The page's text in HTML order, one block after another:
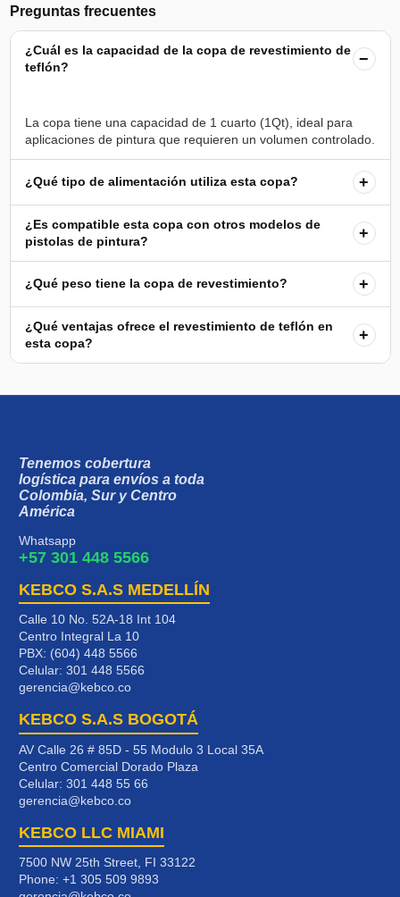
Preguntas frecuentes
¿Cuál es la capacidad de la copa de revestimiento de
teflón?
−
La copa tiene una capacidad de 1 cuarto (1Qt), ideal para
¿Qué tipo de alimentación utiliza esta copa? +
¿Es compatible esta copa con otros modelos de
pistolas de pintura?
+
¿Qué peso tiene la copa de revestimiento? +
¿Qué ventajas ofrece el revestimiento de teflón en
esta copa?
+
Tenemos cobertura
logística para envíos a toda
Colombia, Sur y Centro
América
Whatsapp
+57 301 448 5566
KEBCO S.A.S MEDELLÍN
Calle 10 No. 52A-18 Int 104
Centro Integral La 10
PBX: (604) 448 5566
Celular: 301 448 5566
gerencia@kebco.co
KEBCO S.A.S BOGOTÁ
AV Calle 26 # 85D - 55 Modulo 3 Local 35A
Centro Comercial Dorado Plaza
Celular: 301 448 55 66
gerencia@kebco.co
KEBCO LLC MIAMI
7500 NW 25th Street, FI 33122
Phone: +1 305 509 9893